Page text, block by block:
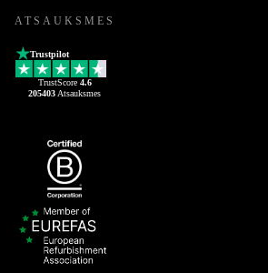
ATSAUKSMES
Trustpilot
TrustScore 4.6
205403 Atsauksmes